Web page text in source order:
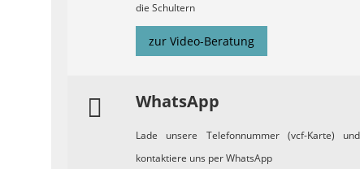
die Schultern
zur Video-Beratung
WhatsApp
Lade unsere Telefonnummer (vcf-Karte) und
kontaktiere uns per WhatsApp